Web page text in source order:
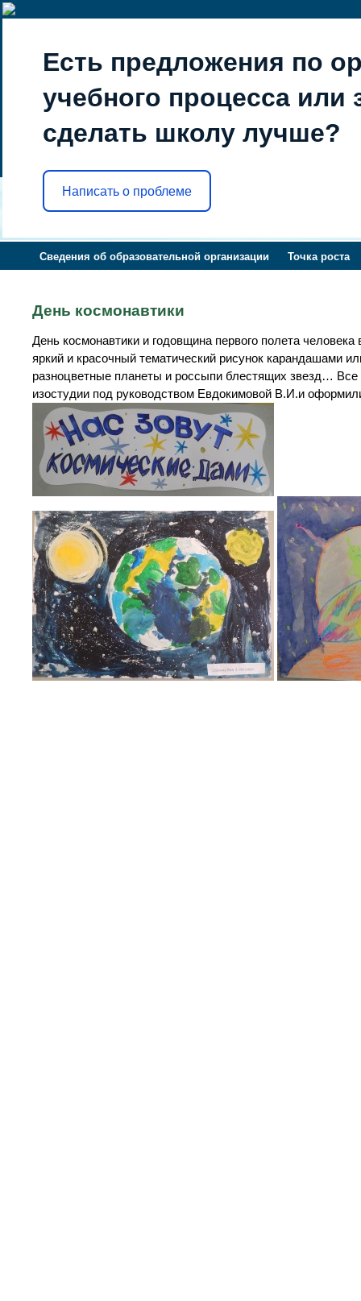
Есть предложения по
учебного процесса или
сделать школу лучше?
Написать о проблеме
Сведения об образовательной организации Точка роста
День космонавтики
День космонавтики и годовщина первого полета
яркий и красочный тематический рисунок карандашами
разноцветные планеты и россыпи блестящих звезд… Все
изостудии под руководством Евдокимовой В.И.и